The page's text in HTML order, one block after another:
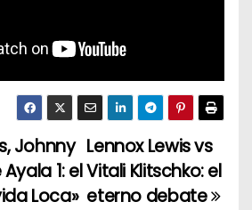
Lennox Lewis vs
Vitali Klitschko: el
eterno debate
Johnny
1: el
Loca»